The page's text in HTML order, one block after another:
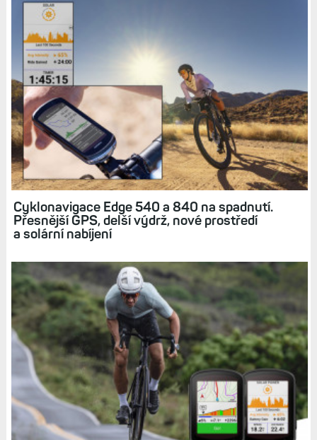
Minusy
Menší displej vzhledem k velikosti přístroje (velké
okraje)
V balení chybí praktický obal jako má Edge 1040
Vyšší cena
Diskuse k článku (10)
Tagy:
EDGE 840 EDGE 540 EDGE 1040